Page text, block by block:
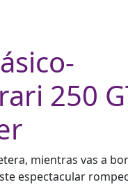
250
mientras vas a
espectacular